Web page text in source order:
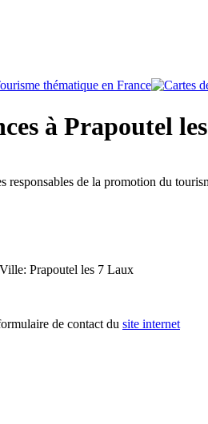
à Prapoutel
de la promotion du
Prapoutel les 7 Laux
de contact du site internet